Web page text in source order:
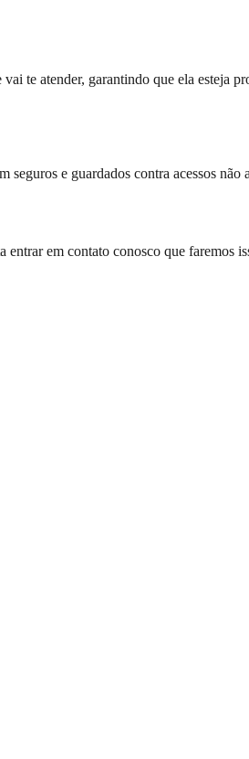
te atender, garantindo que ela esteja
e guardados contra acessos não
entrar em contato conosco que faremos